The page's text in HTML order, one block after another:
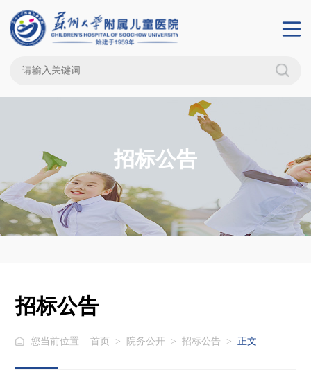
招标公告
招标公告
您当前位置 : 首页 > 院务公开 > 招标公告 > 正文